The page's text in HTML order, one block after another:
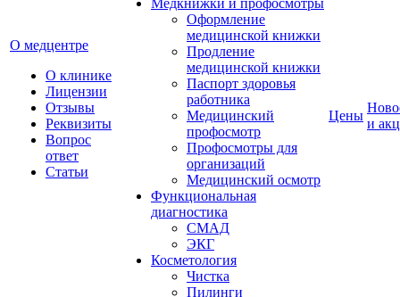
О медцентре
О клинике
Лицензии
Отзывы
Реквизиты
Вопрос
ответ
Статьи
Медкнижки и профосмотры
Оформление
медицинской книжки
Продление
медицинской книжки
Паспорт здоровья
работника
Медицинский
профосмотр
Профосмотры для
организаций
Медицинский осмотр
Функциональная
диагностика
СМАД
ЭКГ
Косметология
Чистка
Пилинги
Цены
и